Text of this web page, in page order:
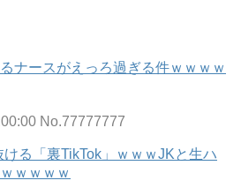
ナースがえっろ過ぎる件ｗｗｗｗ
No.77777777
ける「裏TikTok」ｗｗｗJKと生ハ
ｗｗｗｗ